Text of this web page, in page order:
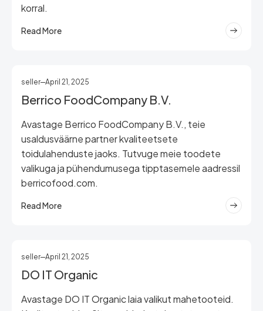
korral.
Read More
seller April 21, 2025
Berrico FoodCompany B.V.
Avastage Berrico FoodCompany B.V., teie
usaldusväärne partner kvaliteetsete
toidulahenduste jaoks. Tutvuge meie toodete
valikuga ja pühendumusega tipptasemele aadressil
berricofood.com.
Read More
seller April 21, 2025
DO IT Organic
Avastage DO IT Organic laia valikut mahetooteid.